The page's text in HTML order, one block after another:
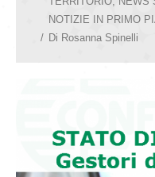
NOTIZIE IN PRIMO
Di Rosanna Spinelli